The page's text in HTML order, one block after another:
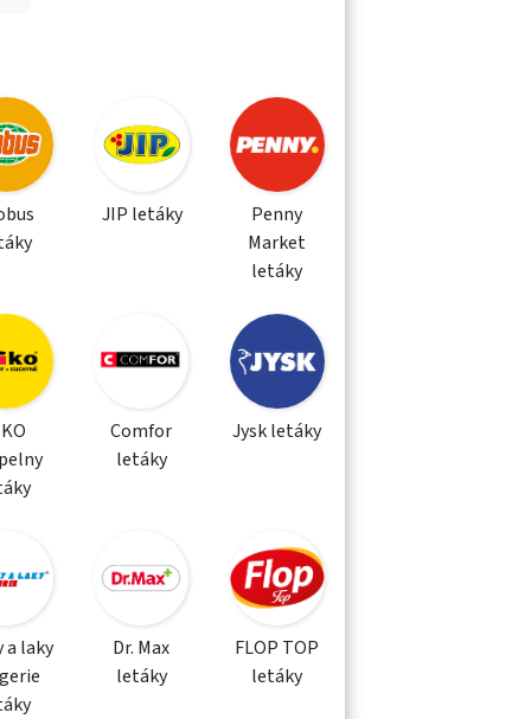
JIP letáky
Penny
Market
letáky
Comfor
letáky
Jysk letáky
a laky
Dr. Max
letáky
FLOP TOP
letáky